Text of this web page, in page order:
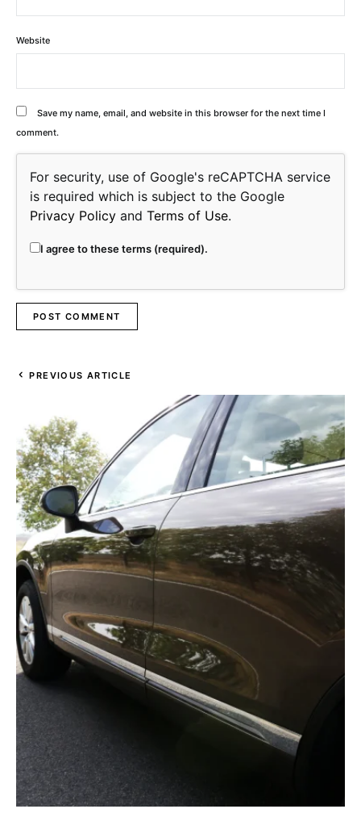
Website
Save my name, email, and website in this browser for the next time I
comment.
For security, use of Google's reCAPTCHA service
is required which is subject to the Google
Privacy Policy and Terms of Use.
I agree to these terms (required).
PREVIOUS ARTICLE